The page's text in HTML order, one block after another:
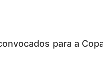
para a